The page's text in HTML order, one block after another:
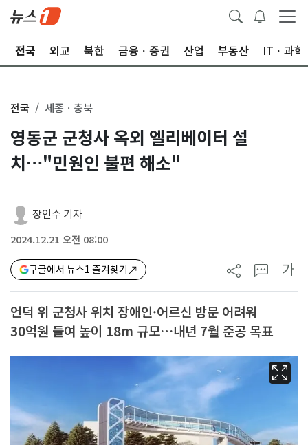
전국 외교 북한 금융ㆍ증권 산업 부동산 ITㆍ과학
전국 세종ㆍ충북
영동군 군청사 옥외 엘리베이터 설
치…"민원인 불편 해소"
장인수 기자
2024.12.21 오전 08:00
구글에서 뉴스1 즐겨찾기 가
언덕 위 군청사 위치 장애인·어르신 방문 어려워
30억원 들여 높이 18m 규모…내년 7월 준공 목표